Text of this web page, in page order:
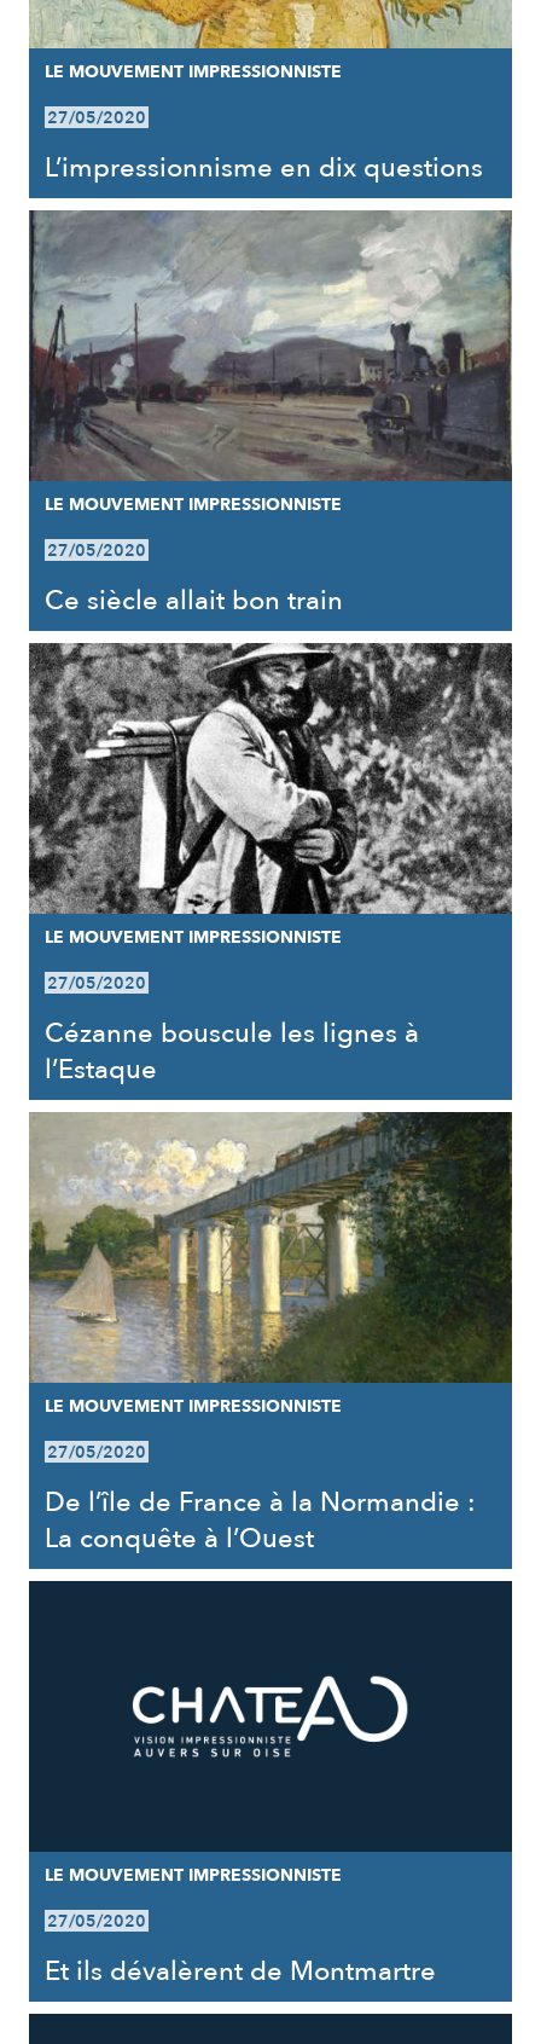
LE MOUVEMENT IMPRESSIONNISTE
27/05/2020
L’impressionnisme en dix questions
LE MOUVEMENT IMPRESSIONNISTE
27/05/2020
Ce siècle allait bon train
LE MOUVEMENT IMPRESSIONNISTE
27/05/2020
Cézanne bouscule les lignes à
l’Estaque
LE MOUVEMENT IMPRESSIONNISTE
27/05/2020
De l’île de France à la Normandie :
La conquête à l’Ouest
LE MOUVEMENT IMPRESSIONNISTE
27/05/2020
Et ils dévalèrent de Montmartre